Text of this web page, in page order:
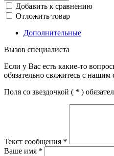
Добавить к сравнению
Отложить товар
Дополнительные
Вызов специалиста
Если у Вас есть какие-то
обязательно свяжитесь с нашим
Поля со звездочкой ( * )
Текст сообщения *
Ваше имя *